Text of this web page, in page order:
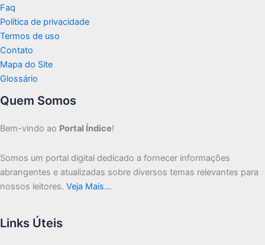
Faq
Política de privacidade
Termos de uso
Contato
Mapa do Site
Glossário
Quem Somos
Bem-vindo ao Portal Índice!
Somos um portal digital dedicado a fornecer informações
abrangentes e atualizadas sobre diversos temas relevantes para
nossos leitores. Veja Mais…
Links Úteis